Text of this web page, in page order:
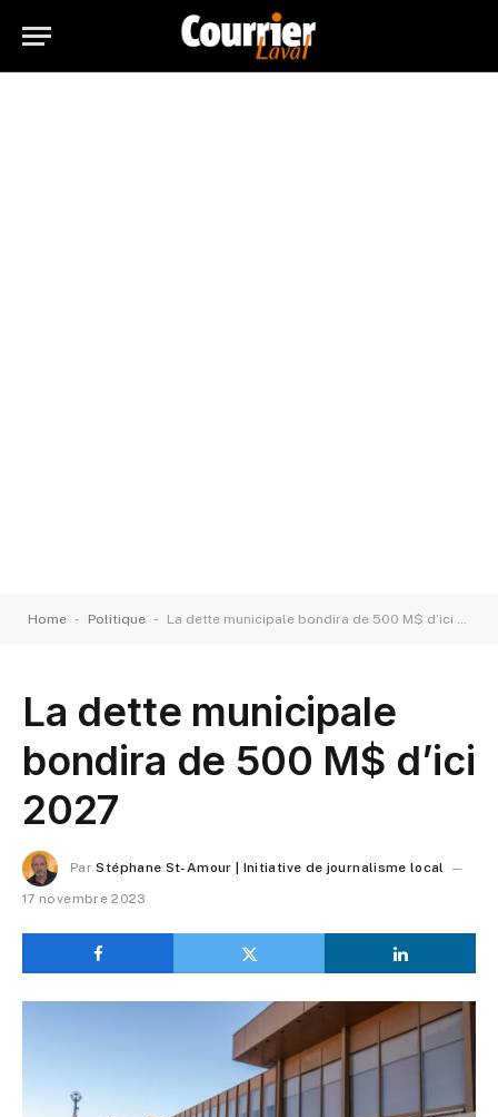
Home - Politique - La dette municipale bondira de 500 M$ d’ici 2027
La dette municipale
bondira de 500 M$ d’ici
2027
Par Stéphane St-Amour | Initiative de journalisme local
17 novembre 2023